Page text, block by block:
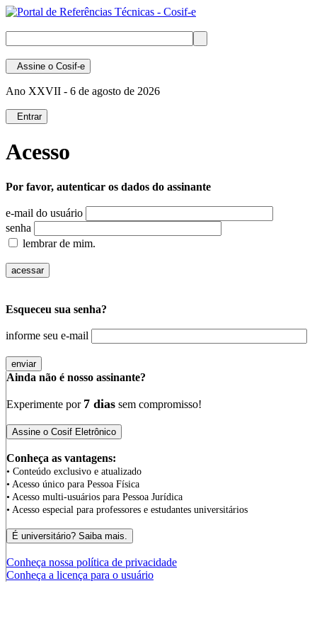
Assine o Cosif-e
Ano XXVII - 6 de agosto de 2026
Entrar
Acesso
Por favor, autenticar os dados do assinante
e-mail do usuário
senha
lembrar de mim.
Esqueceu sua senha?
informe seu e-mail
Ainda não é nosso assinante?
Experimente por 7 dias sem compromisso!
Conheça as vantagens:
• Conteúdo exclusivo e atualizado
• Acesso único para Pessoa Física
• Acesso multi-usuários para Pessoa Jurídica
• Acesso especial para professores e estudantes universitários
Conheça nossa política de privacidade
Conheça a licença para o usuário